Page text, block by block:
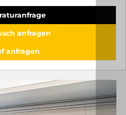
anfragen
anfragen